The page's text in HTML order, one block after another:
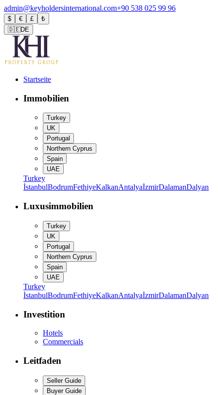
admin@keyholdersinternational.com+90 538 025 99 96
$ € £
₺
🇩🇪DE
Startseite
Immobilien
Turkey
UK
Portugal
Northern Cyprus
Spain
UAE
Turkey
İstanbulBodrumFethiyeKalkanAntalyaİzmirDalamanDalyan
Luxusimmobilien
Turkey
UK
Portugal
Northern Cyprus
Spain
UAE
Turkey
İstanbulBodrumFethiyeKalkanAntalyaİzmirDalamanDalyan
Investition
Hotels
Commercials
Leitfaden
Seller Guide
Buyer Guide